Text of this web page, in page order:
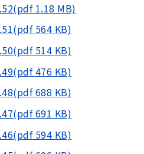
1.18 MB)
564 KB)
514 KB)
476 KB)
688 KB)
691 KB)
594 KB)